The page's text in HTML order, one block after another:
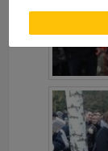
Brak zgody
cookies
czas w sekcji